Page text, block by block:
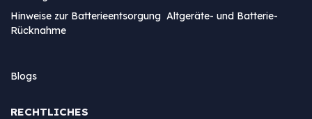
Hinweise zur Batterieentsorgung Altgeräte- und Batterie-
Rücknahme
Blogs
RECHTLICHES